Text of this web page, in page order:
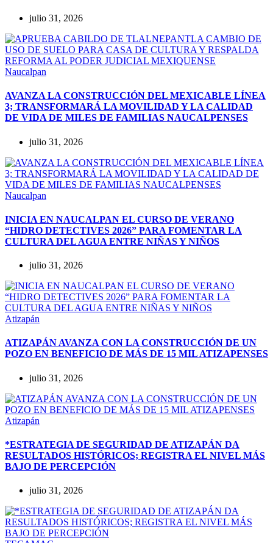
julio 31, 2026
Naucalpan
AVANZA LA CONSTRUCCIÓN DEL MEXICABLE LÍNEA
3; TRANSFORMARÁ LA MOVILIDAD Y LA CALIDAD
DE VIDA DE MILES DE FAMILIAS NAUCALPENSES
julio 31, 2026
Naucalpan
INICIA EN NAUCALPAN EL CURSO DE VERANO
“HIDRO DETECTIVES 2026” PARA FOMENTAR LA
CULTURA DEL AGUA ENTRE NIÑAS Y NIÑOS
julio 31, 2026
Atizapán
ATIZAPÁN AVANZA CON LA CONSTRUCCIÓN DE UN
POZO EN BENEFICIO DE MÁS DE 15 MIL ATIZAPENSES
julio 31, 2026
Atizapán
*ESTRATEGIA DE SEGURIDAD DE ATIZAPÁN DA
RESULTADOS HISTÓRICOS; REGISTRA EL NIVEL MÁS
BAJO DE PERCEPCIÓN
julio 31, 2026